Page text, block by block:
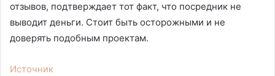
отзывов, подтверждает тот факт, что посредник не
выводит деньги. Стоит быть осторожными и не
доверять подобным проектам.
Источник